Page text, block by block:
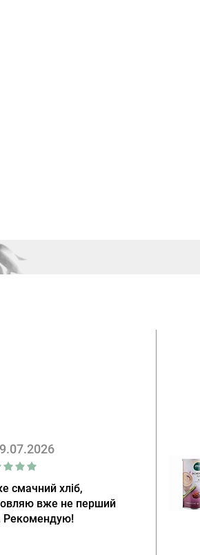
смачний хліб,
вже не перший
Рекомендую!